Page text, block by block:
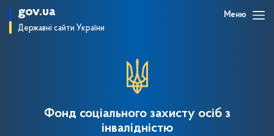
gov.ua
Державні сайти України
Меню
Фонд соціального захисту осіб з
інвалідністю